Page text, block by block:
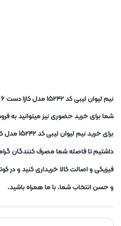
نیم لیوان لیبی کد ۱۵۲۴۲ مدل کازا دست ۶ عددی ساخت کشور لیبی بوده و قوی ترین مواد ممکن در ساخت این محصول استفاده شده تا به نشکن ترین حالت ممکن درآمده و شما بتوانید با خیالی آسوده از این لیوان استفاده کنید.
شما برای خرید حضوری نیز میتوانید به فروشگاه در آدرس : تهران، میدان شوش، پاساژ
برای خرید نیم لیوان لیبی کد ۱۵۲۴۲ مدل کازا دست ۶ عددی میتوانید از بخش افزودن به سبد خرید اقدام کنید و یا با بخش پشتیبانی ما تماس بگیرید تا محصول را در کوتاه ترین زمان ممکن درب منزل خود تحویل بگیرید. ما در
داشتیم تا فاصله شما مصرف کنندگان
فیزیکی و اصالت کالا خریداری کنید و
و حسن انتخاب شما. با ما همراه باشید.